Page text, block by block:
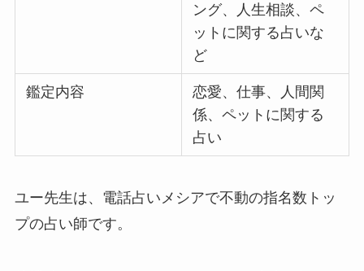
ング、人生相談、ペ
ットに関する占いな
ど
鑑定内容
恋愛、仕事、人間関
係、ペットに関する
占い
ユー先生は、電話占いメシアで不動の指名数トッ
プの占い師です。